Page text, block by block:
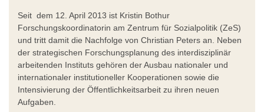
Seit dem 12. April 2013 ist Kristin Bothur
Forschungskoordinatorin am Zentrum für Sozialpolitik (ZeS)
und tritt damit die Nachfolge von Christian Peters an. Neben
der strategischen Forschungsplanung des interdisziplinär
arbeitenden Instituts gehören der Ausbau nationaler und
internationaler institutioneller Kooperationen sowie die
Intensivierung der Öffentlichkeitsarbeit zu ihren neuen
Aufgaben.